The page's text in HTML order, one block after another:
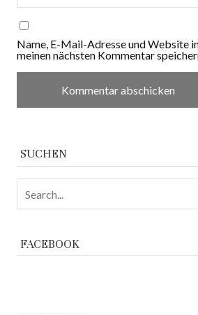
Name, E-Mail-Adresse und Website
meinen nächsten Kommentar
SUCHEN
FACEBOOK